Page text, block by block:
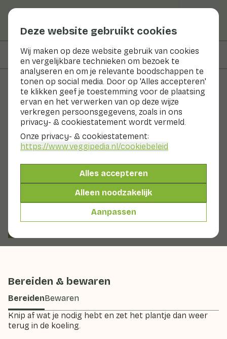
Deze website gebruikt cookies
Wij maken op deze website gebruik van cookies
en vergelijkbare technieken om bezoek te
analyseren en om je relevante boodschappen te
tonen op social media. Door op 'Alles accepteren'
te klikken geef je toestemming voor de plaatsing
ervan en het verwerken van op deze wijze
verkregen persoonsgegevens, zoals in ons
privacy- & cookiestatement wordt vermeld.
Onze privacy- & cookiestatement:
https://www.veggipedia.nl/cookiebeleid
Alles accepteren
Alleen noodzakelijk
Aanpassen
Op deze pagina Bereiden & bewaren
Groenten en fruit
Honny® cress
Nu in seizoen Groenten Koelkast
hebben een smaak die zuiver in de mond blijft hangen.
Honny® Cress is een van oorsprong Zuid-Amerikaanse
plant, die al ver voor de conquistadores werd gebruikt
als natuurlijke zoetstof. Het is in de USA en vooral Japan
een belangrijke natuurlijke vervanger voor suiker.
Bereiden & bewaren
BereidenBewaren
Knip af wat je nodig hebt en zet het plantje dan weer
terug in de koeling.